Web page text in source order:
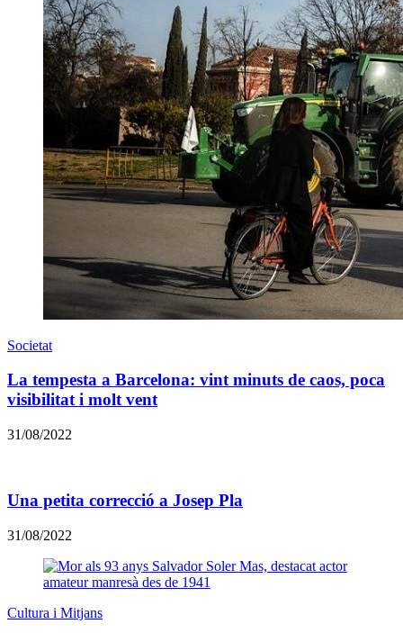
Societat
La tempesta a Barcelona: vint minuts de caos, poca
visibilitat i molt vent
31/08/2022
​Una petita correcció a Josep Pla
31/08/2022
Cultura i Mitjans